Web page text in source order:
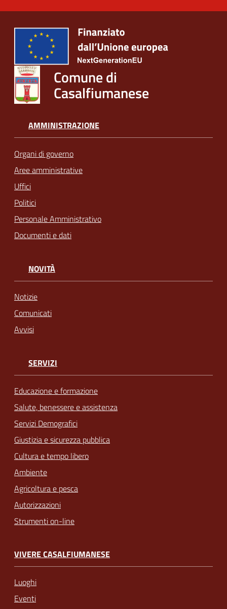
Comune di
Casalfiumanese
AMMINISTRAZIONE
Organi di governo
Aree amministrative
Uffici
Politici
Personale Amministrativo
Documenti e dati
NOVITÀ
Notizie
Comunicati
Avvisi
SERVIZI
Educazione e formazione
Salute, benessere e assistenza
Servizi Demografici
Giustizia e sicurezza pubblica
Cultura e tempo libero
Ambiente
Agricoltura e pesca
Autorizzazioni
Strumenti on-line
VIVERE CASALFIUMANESE
Luoghi
Eventi